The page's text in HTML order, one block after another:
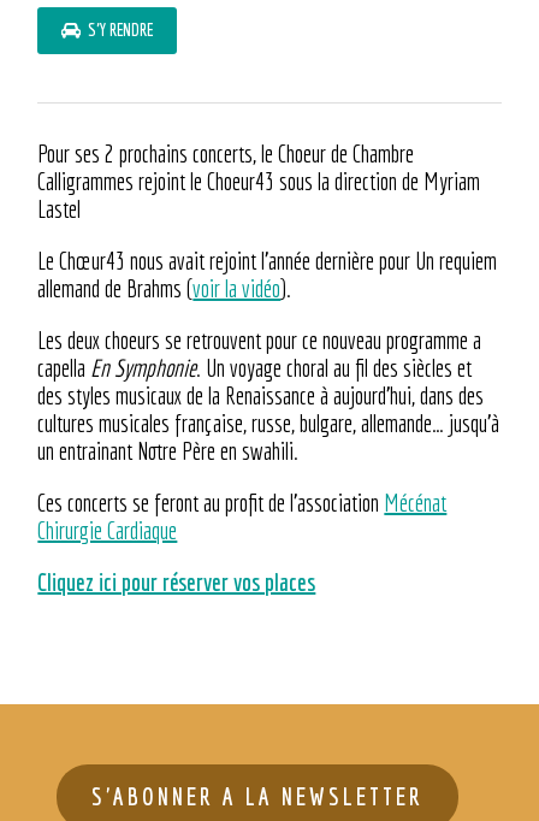
S'Y RENDRE
Pour ses 2 prochains concerts, le Choeur de Chambre
Calligrammes rejoint le Choeur43 sous la direction de Myriam
Lastel
Le Chœur43 nous avait rejoint l’année dernière pour Un requiem
allemand de Brahms (voir la vidéo).
Les deux choeurs se retrouvent pour ce nouveau programme a
capella En Symphonie. Un voyage choral au fil des siècles et
des styles musicaux de la Renaissance à aujourd’hui, dans des
cultures musicales française, russe, bulgare, allemande… jusqu’à
un entrainant Notre Père en swahili.
Ces concerts se feront au profit de l’association Mécénat
Chirurgie Cardiaque
Cliquez ici pour réserver vos places
S'ABONNER A LA NEWSLETTER